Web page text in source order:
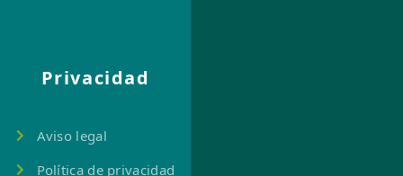
Privacidad
Aviso legal
Política de privacidad